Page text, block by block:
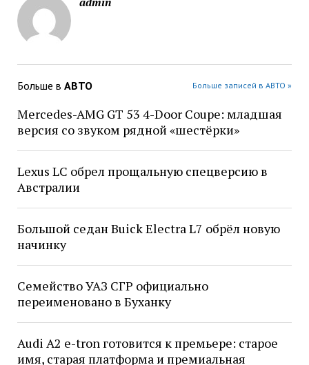
Больше в АВТО Больше записей в АВТО »
Mercedes-AMG GT 53 4-Door Coupe: младшая
версия со звуком рядной «шестёрки»
Lexus LC обрел прощальную спецверсию в
Австралии
Большой седан Buick Electra L7 обрёл новую
начинку
Семейство УАЗ СГР официально
переименовано в Буханку
Audi A2 e-tron готовится к премьере: старое
имя, старая платформа и премиальная